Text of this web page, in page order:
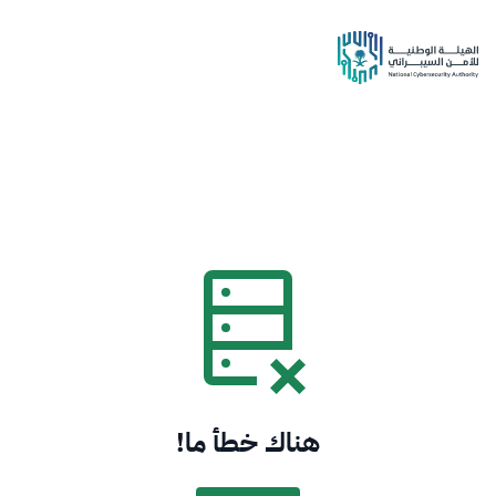
هناك خطأ ما!